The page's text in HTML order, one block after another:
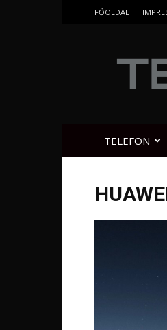
FŐOLDAL
TELEFON